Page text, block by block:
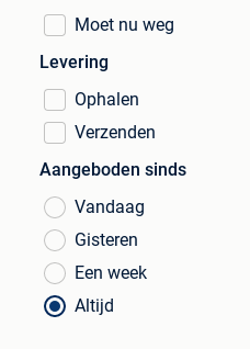
Moet nu weg
Levering
Ophalen
Verzenden
Aangeboden sinds
Vandaag
Gisteren
Een week
Altijd